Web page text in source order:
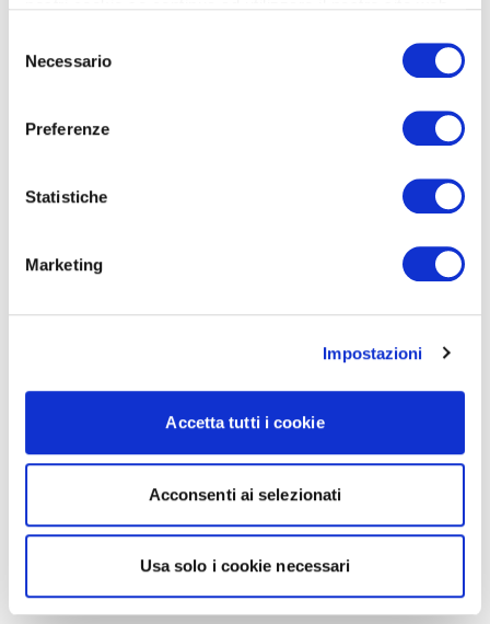
delNecessario
Preferenze
Statistiche
Marketing
Impostazioni
Accetta tutti i cookie
Acconsenti ai selezionati
Usa solo i cookie necessari